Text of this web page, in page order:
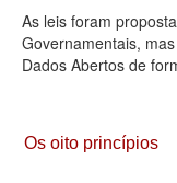
As leis foram
Governamentais,
Dados Abertos de
Os oito princípios